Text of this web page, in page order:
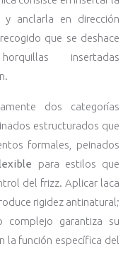
y anclarla en dirección
que se deshace
insertadas
dos categorías
estructurados que
formales, peinados
para estilos que
del frizz. Aplicar laca
rigidez antinatural;
complejo garantiza su
la función específica del